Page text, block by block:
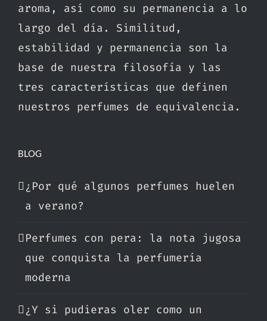
aroma, así como su permanencia a lo
largo del día. Similitud,
estabilidad y permanencia son la
base de nuestra filosofía y las
tres características que definen
nuestros perfumes de equivalencia.
BLOG
¿Por qué algunos perfumes huelen
a verano?
Perfumes con pera: la nota jugosa
que conquista la perfumería
moderna
¿Y si pudieras oler como un